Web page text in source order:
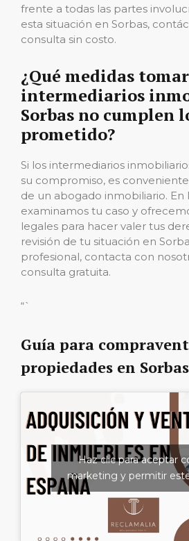
frente a todas las partes
esta situación en Sorbas,
consulta sin costo.
¿Qué medidas
intermediarios
Sorbas no cumplen
prometido?
Si los intermediarios
su compromiso, es
de un abogado inmobiliario. En
examinamos tu caso y
legales para hacer valer tus
revisión de tu situación en
profesional, contacta con
consulta gratuita.
“`
Guía para
propiedades en
Haz clic para aceptar
marketing y permitir